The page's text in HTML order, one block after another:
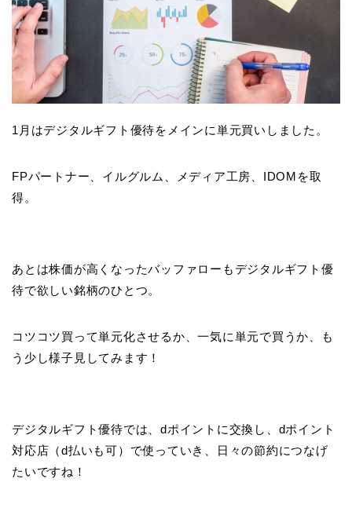
1月はデジタルギフト優待をメインに単元買いしました。
FPパートナー、イルグルム、メディア工房、IDOMを取
得。
あとは株価が高くなったバッファローもデジタルギフト優
待で欲しい銘柄のひとつ。
コツコツ買って単元化させるか、一気に単元で買うか、も
う少し様子見してみます！
デジタルギフト優待では、dポイントに交換し、dポイント
対応店（d払いも可）で使っていき、日々の節約につなげ
たいですね！